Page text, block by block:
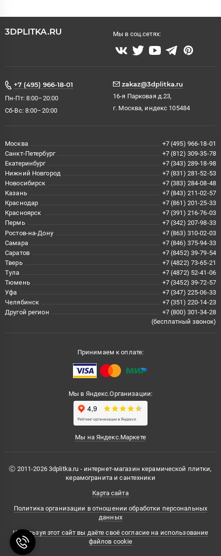
3DPLITKA.RU Мы в соц.сетях:
+7 (495) 966-18-01
Пн-Пт: 8:00–20:00
Сб-Вс: 8:00–20:00
zakaz@3dplitka.ru
16-я Парковая д.23,
г. Москва, индекс 105484
Москва
+7 (495) 966-18-01
Санкт-Петербург
+7 (812) 309-35-78
Екатеринбург
+7 (343) 289-18-98
Нижний Новгород
+7 (831) 281-52-53
Новосибирск
+7 (383) 284-08-48
Казань
+7 (843) 211-02-57
Краснодар
+7 (861) 201-25-33
Красноярск
+7 (391) 216-76-03
Пермь
+7 (342) 207-98-33
Ростов-на-Дону
+7 (863) 310-02-03
Самара
+7 (846) 375-94-33
Саратов
+7 (8452) 39-79-54
Тверь
+7 (4822) 73-65-21
Тула
+7 (4872) 52-41-06
Тюмень
+7 (3452) 39-72-57
Уфа
+7 (347) 225-06-33
Челябинск
+7 (351) 220-14-23
Другой регион
+7 (800) 301-34-28
(бесплатный звонок)
Принимаем к оплате:
Мы в Яндекс.Организации:
Мы на Яндекс.Маркете
Ⓒ 2011-2026 3dplitka.ru - интернет-магазин керамической плитки,
керамогранита и сантехники
Карта сайта
Политика организации в отношении обработки персональных
данных
Используя этот сайт вы даёте своё согласие на использование
файлов cookie